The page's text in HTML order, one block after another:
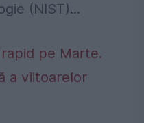
(NIST)...